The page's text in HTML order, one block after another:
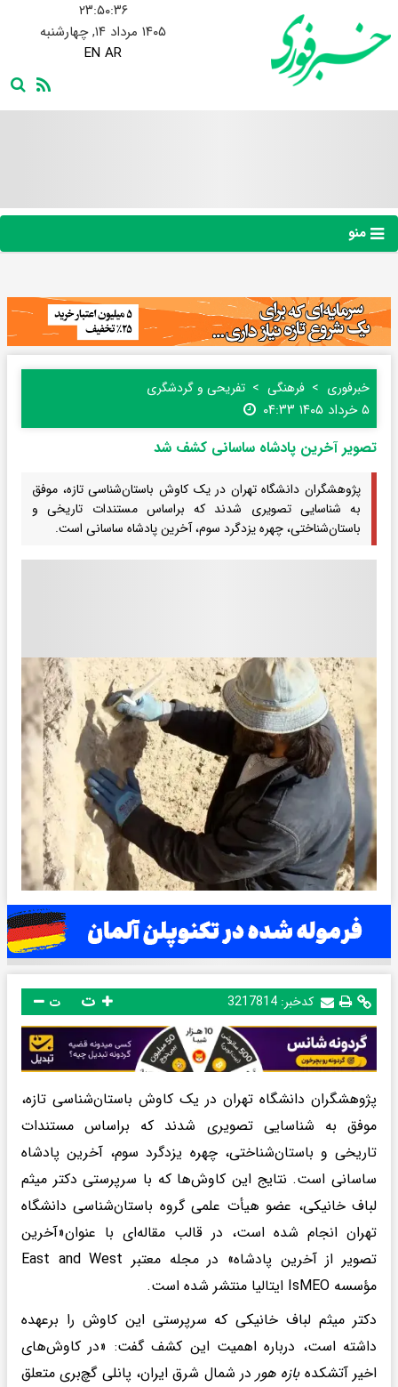
۲۳:۵۰:۳۸
۱۴۰۵ مرداد ۱۴, چهارشنبه
EN AR
منو
خبرفوری فرهنگی تفریحی و گردشگری
۵ خرداد ۱۴۰۵ ۰۴:۳۳
تصویر آخرین پادشاه ساسانی کشف شد
پژوهشگران دانشگاه تهران در یک کاوش باستان‌شناسی تازه، موفق
به شناسایی تصویری شدند که براساس مستندات تاریخی و
باستان‌شناختی، چهره یزدگرد سوم، آخرین پادشاه ساسانی است.
کدخبر: 3217814 ت
پژوهشگران دانشگاه تهران در یک کاوش باستان‌شناسی تازه،
موفق به شناسایی تصویری شدند که براساس مستندات
تاریخی و باستان‌شناختی، چهره یزدگرد سوم، آخرین پادشاه
ساسانی است. نتایج این کاوش‌ها که با سرپرستی دکتر میثم
لباف خانیکی، عضو هیأت علمی گروه باستان‌شناسی دانشگاه
تهران انجام شده است، در قالب مقاله‌ای با عنوان«آخرین
تصویر از آخرین پادشاه» در مجله معتبر East and West
مؤسسه IsMEO ایتالیا منتشر شده است.
دکتر میثم لباف خانیکی که سرپرستی این کاوش را برعهده
داشته است، درباره اهمیت این کشف گفت: «در کاوش‌های
اخیر آتشکدهبازه هور در شمال شرق ایران، پانلی گچ‌بری متعلق